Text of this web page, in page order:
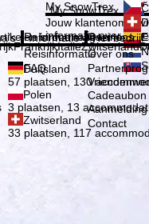
My SnowTrex
My SnowTrex
Jouw
informatie over je
Kies
FrankrijkItaliëZwitserland
Duitsland
57 plaatsen, 130
Polen
3 plaatsen, 13
Zwitserland
33 plaatsen, 117
in ons magazine
Informatie
Reisinformatie
Reisinformatie
FAQ
Het bedrijf
Over ons
Over ons
Cadeaubon
Contact